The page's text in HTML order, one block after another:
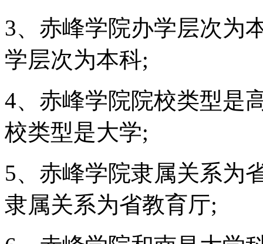
3、赤峰学院办学层次为
学层次为本科;
4、赤峰学院院校类型是
校类型是大学;
5、赤峰学院隶属关系为
隶属关系为省教育厅;